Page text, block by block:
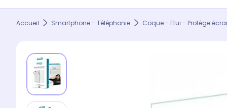
Accueil Smartphone - Téléphonie Coque - Etui - Protège